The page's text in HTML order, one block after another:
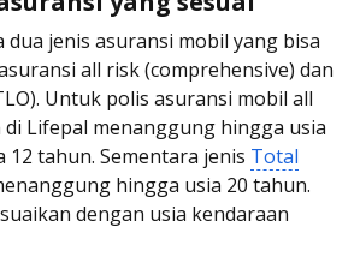
dua jenis asuransi mobil yang bisa
all risk (comprehensive) dan
Untuk polis asuransi mobil all
Lifepal menanggung hingga usia
12 tahun. Sementara jenis Total
hingga usia 20 tahun.
dengan usia kendaraan